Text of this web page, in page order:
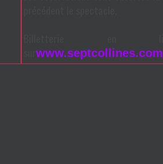
surwww.septcollines.com